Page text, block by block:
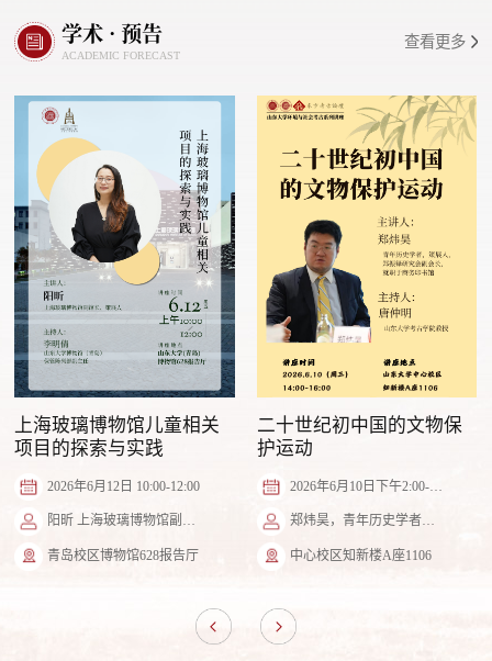
学术 · 预告
ACADEMIC FORECAST
查看更多
上海玻璃博物馆儿童相关
项目的探索与实践
2026年6月12日 10:00-12:00
阳昕 上海玻璃博物馆副馆长、策展人
青岛校区博物馆628报告厅
二十世纪初中国的文物保
护运动
2026年6月10日下午2:00-4:00
郑炜昊，青年历史学者、策展人
中心校区知新楼A座1106